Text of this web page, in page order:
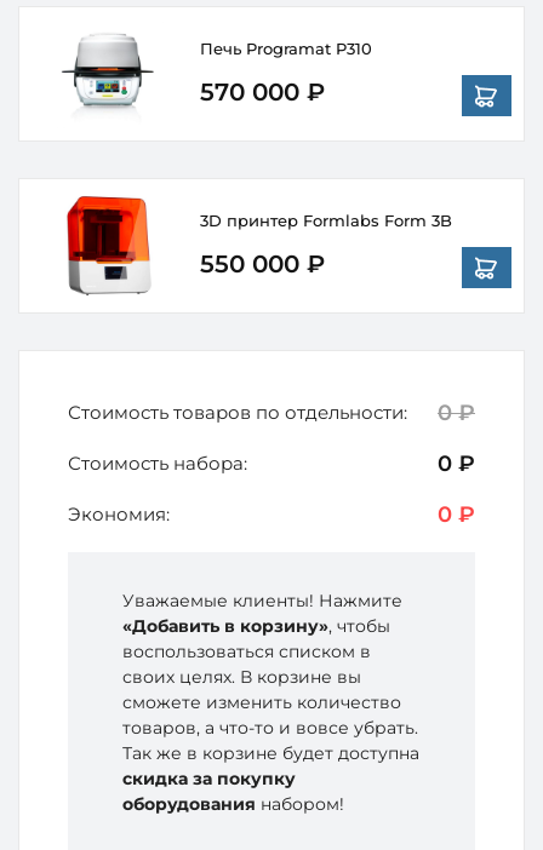
Печь Programat P310
570 000 ₽
3D принтер Formlabs Form 3B
550 000 ₽
Стоимость товаров по отдельности: 0 ₽
Стоимость набора: 0 ₽
Экономия: 0 ₽
Уважаемые клиенты! Нажмите
«Добавить в корзину», чтобы
воспользоваться списком в
своих целях. В корзине вы
сможете изменить количество
товаров, а что-то и вовсе убрать.
Так же в корзине будет доступна
скидка за покупку
оборудования набором!